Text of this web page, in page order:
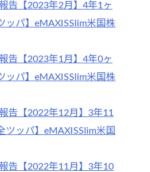
告【2023年2月】4年1ヶ
ッパ】eMAXISSlim米国株
告【2023年1月】4年0ヶ
ッパ】eMAXISSlim米国株
告【2022年12月】3年11
ツッパ】eMAXISSlim米国
告【2022年11月】3年10